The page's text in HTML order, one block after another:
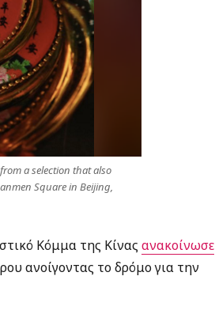
a selection that also
Square in Beijing,
Κόμμα της Κίνας ανακοίνωσε
ανοίγοντας το δρόμο για την